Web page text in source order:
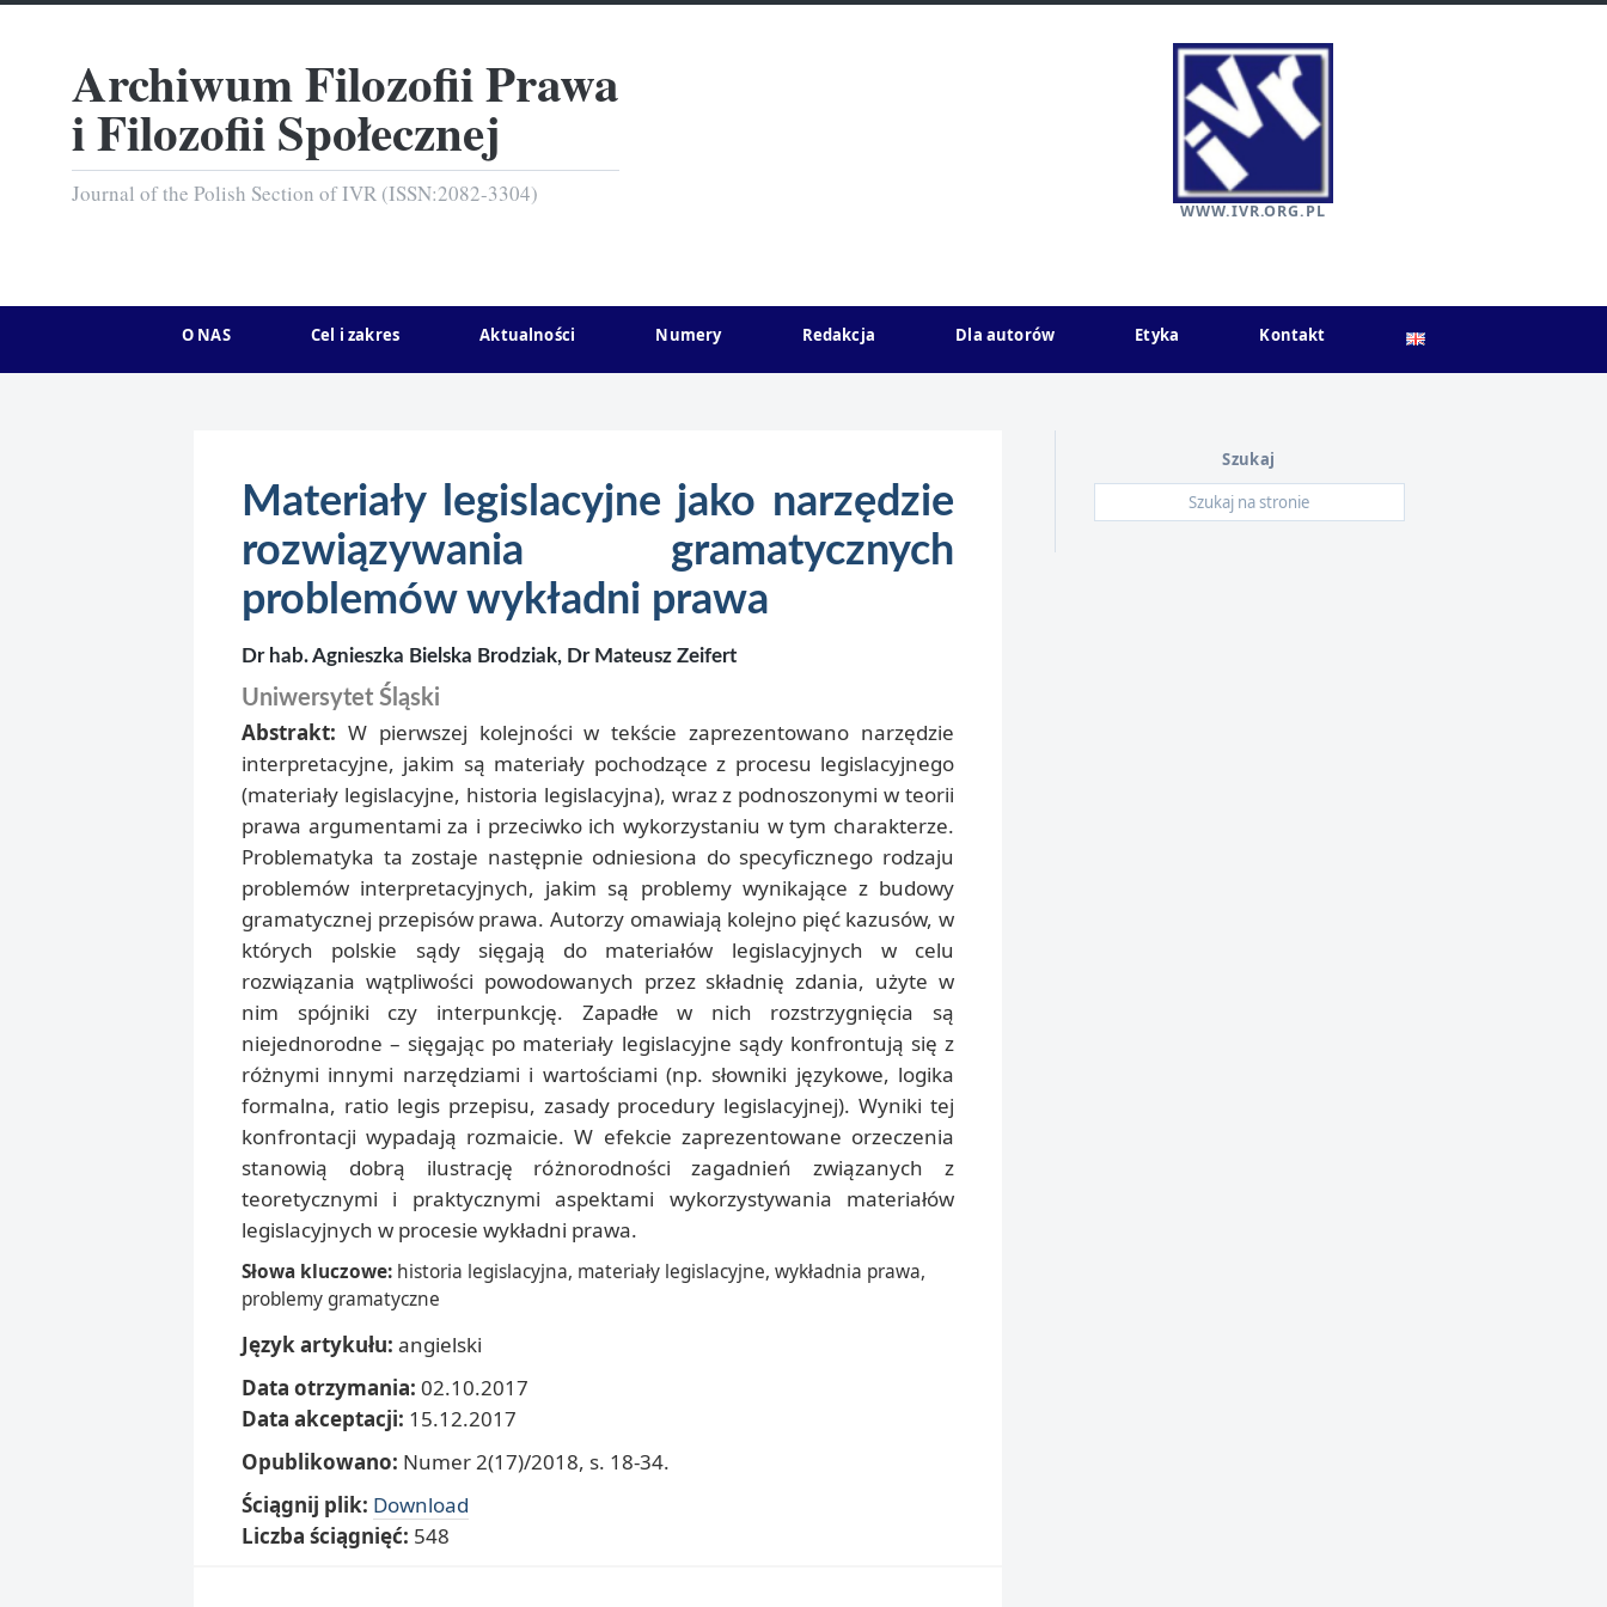
Archiwum Filozofii Prawa
i Filozofii Społecznej
Journal of the Polish Section of IVR (ISSN:2082-3304)
WWW.IVR.ORG.PL
O NAS Cel i zakres Aktualności Numery Redakcja Dla autorów Etyka Kontakt
Materiały legislacyjne jako narzędzie
rozwiązywania gramatycznych
problemów wykładni prawa
Dr hab. Agnieszka Bielska Brodziak, Dr Mateusz Zeifert
Uniwersytet Śląski
Abstrakt: W pierwszej kolejności w tekście zaprezentowano narzędzie
interpretacyjne, jakim są materiały pochodzące z procesu legislacyjnego
(materiały legislacyjne, historia legislacyjna), wraz z podnoszonymi w teorii
prawa argumentami za i przeciwko ich wykorzystaniu w tym charakterze.
Problematyka ta zostaje następnie odniesiona do specyficznego rodzaju
problemów interpretacyjnych, jakim są problemy wynikające z budowy
gramatycznej przepisów prawa. Autorzy omawiają kolejno pięć kazusów, w
których polskie sądy sięgają do materiałów legislacyjnych w celu
rozwiązania wątpliwości powodowanych przez składnię zdania, użyte w
nim spójniki czy interpunkcję. Zapadłe w nich rozstrzygnięcia są
niejednorodne – sięgając po materiały legislacyjne sądy konfrontują się z
różnymi innymi narzędziami i wartościami (np. słowniki językowe, logika
formalna, ratio legis przepisu, zasady procedury legislacyjnej). Wyniki tej
konfrontacji wypadają rozmaicie. W efekcie zaprezentowane orzeczenia
stanowią dobrą ilustrację różnorodności zagadnień związanych z
teoretycznymi i praktycznymi aspektami wykorzystywania materiałów
legislacyjnych w procesie wykładni prawa.
Słowa kluczowe: historia legislacyjna, materiały legislacyjne, wykładnia prawa,
problemy gramatyczne
Język artykułu: angielski
Data otrzymania: 02.10.2017
Data akceptacji: 15.12.2017
Opublikowano: Numer 2(17)/2018, s. 18-34.
Ściągnij plik: Download
Liczba ściągnięć: 548
Szukaj